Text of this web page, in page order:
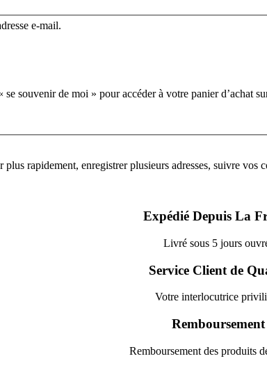
e-mail.
se souvenir de moi » pour accéder à votre panier d’achat
rapidement, enregistrer plusieurs adresses, suivre vos
Expédié Depuis La
Livré sous 5 jours
Service Client de
Votre interlocutrice
Remboursement
Remboursement des produits